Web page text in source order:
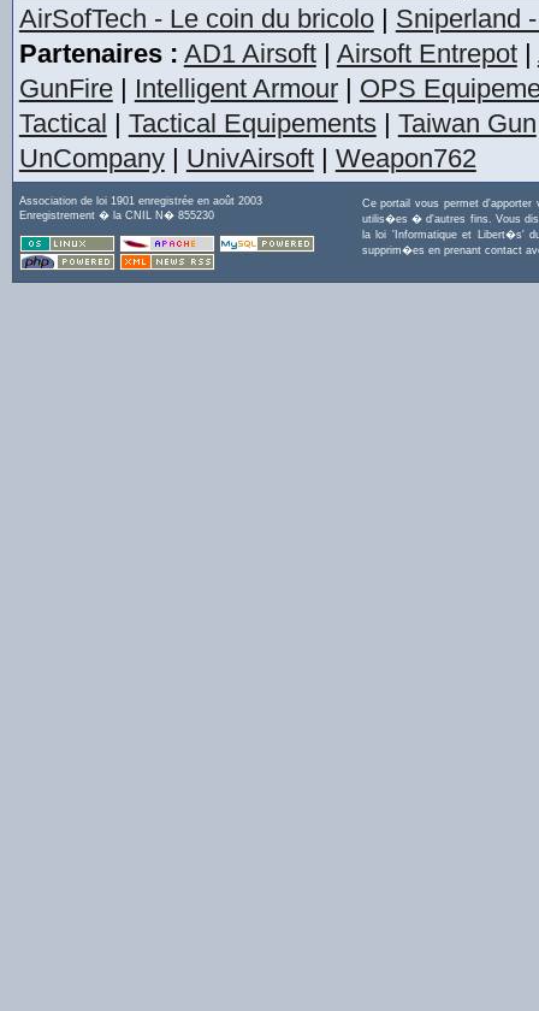
AirSofTech - Le coin du bricolo| Sniperland
Partenaires : AD1 Airsoft| Airsoft Entrepot|
GunFire| Intelligent Armour| OPS
Tactical | Tactical Equipements| Taiwan Gun
UnCompany| UnivAirsoft| Weapon762
Association de loi 1901 enregistrée en août 2003
Enregistrement � la CNIL N� 855230
Ce portail vous permet
utilis�es � d'autres fins. Vous
la loi 'Informatique et Libert�s'
supprim�es en prenant contact